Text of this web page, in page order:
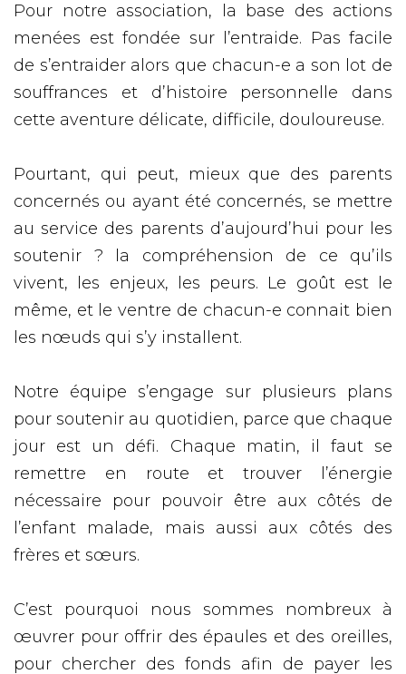
Pour notre association, la base des actions
menées est fondée sur l’entraide. Pas facile
de s’entraider alors que chacun-e a son lot de
souffrances et d’histoire personnelle dans
cette aventure délicate, difficile, douloureuse.
Pourtant, qui peut, mieux que des parents
concernés ou ayant été concernés, se mettre
au service des parents d’aujourd’hui pour les
soutenir ? la compréhension de ce qu’ils
vivent, les enjeux, les peurs. Le goût est le
même, et le ventre de chacun-e connait bien
les nœuds qui s’y installent.
Notre équipe s’engage sur plusieurs plans
pour soutenir au quotidien, parce que chaque
jour est un défi. Chaque matin, il faut se
remettre en route et trouver l’énergie
nécessaire pour pouvoir être aux côtés de
l’enfant malade, mais aussi aux côtés des
frères et sœurs.
C’est pourquoi nous sommes nombreux à
œuvrer pour offrir des épaules et des oreilles,
pour chercher des fonds afin de payer les